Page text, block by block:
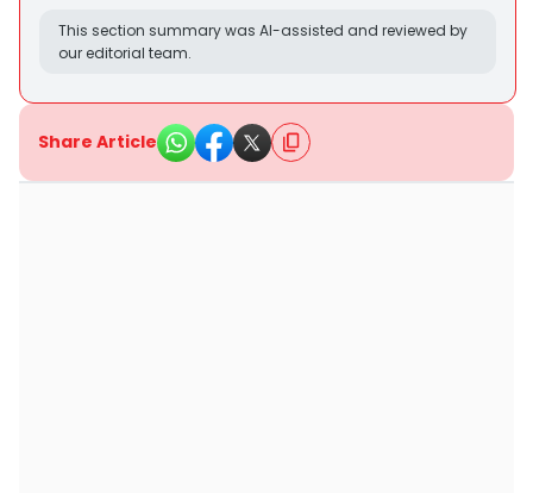
This section summary was AI-assisted and reviewed by
our editorial team.
Share Article